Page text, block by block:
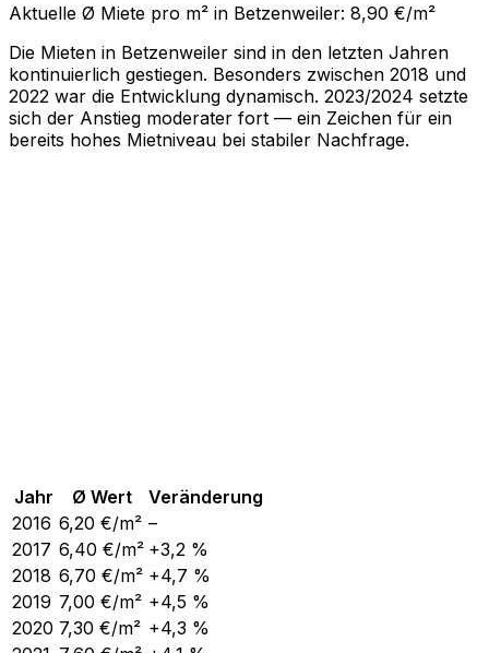
Aktuelle Ø Miete pro m² in Betzenweiler: 8,90 €/m²
Die Mieten in Betzenweiler sind in den letzten Jahren
kontinuierlich gestiegen. Besonders zwischen 2018 und
2022 war die Entwicklung dynamisch. 2023/2024 setzte
sich der Anstieg moderater fort — ein Zeichen für ein
bereits hohes Mietniveau bei stabiler Nachfrage.
Jahr Ø Wert
Veränderung
2016 6,20 €/m² –
2017 6,40 €/m² +3,2 %
2018 6,70 €/m² +4,7 %
2019 7,00 €/m² +4,5 %
2020 7,30 €/m² +4,3 %